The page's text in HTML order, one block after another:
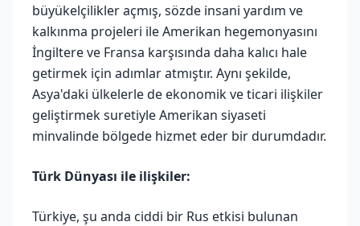
büyükelçilikler açmış, sözde insani yardım ve
kalkınma projeleri ile Amerikan hegemonyasını
İngiltere ve Fransa karşısında daha kalıcı hale
getirmek için adımlar atmıştır. Aynı şekilde,
Asya'daki ülkelerle de ekonomik ve ticari ilişkiler
geliştirmek suretiyle Amerikan siyaseti
minvalinde bölgede hizmet eder bir durumdadır.
Türk Dünyası ile ilişkiler:
Türkiye, şu anda ciddi bir Rus etkisi bulunan